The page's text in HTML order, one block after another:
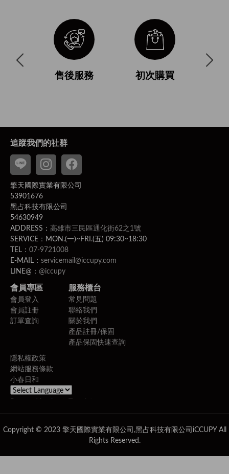
售後服務 初次購買
追蹤我們的社群
擎天國際實業有限公司
53901676
黑占科技有限公司
54630949
ADDRESS： 高雄市三民區通化街62之1號
SERVICE：MON.(一)~FRI.(五) 09:30~18:30
TEL： 07-9721008
E-MAIL： servicemail@iccupy.com
LINE@： @iccupy
會員專區
會員登入
會員註冊
訂單查詢
服務櫃台
常見問題
聯絡我們
關於我們
產品註冊/保固
產品保固快速查詢
隱私權政策
網站服務條款
小春日和
Copyright © 2023 擎天國際實業有限公司,黑占科技有限公司iCCUPY All
Rights Reserved.